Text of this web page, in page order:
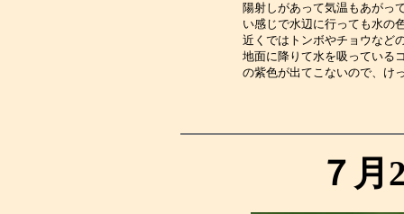
陽射しがあって気温もあがっ
い感じで水辺に行っても水の
近くではトンボやチョウなど
地面に降りて水を吸っている
の紫色が出てこな
７月